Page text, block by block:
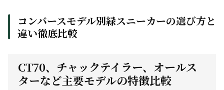
コンバースモデル別緑スニーカーの選び方と
違い徹底比較
CT70、チャックテイラー、オールス
ターなど主要モデルの特徴比較